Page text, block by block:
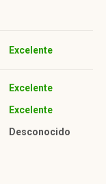
Excelente
Excelente
Excelente
Desconocido